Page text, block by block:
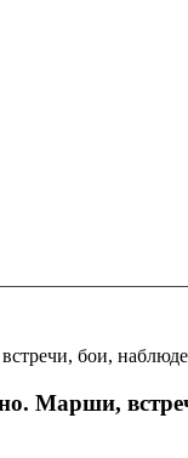
бои,
Марши,